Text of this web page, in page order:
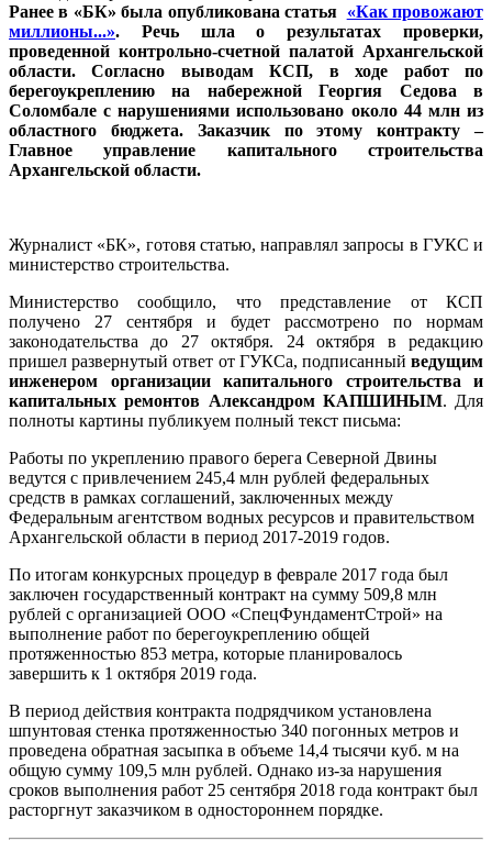
Ранее в «БК» была опубликована статья «Как провожают
миллионы...». Речь шла о результатах проверки,
проведенной контрольно-счетной палатой Архангельской
области. Согласно выводам КСП, в ходе работ по
берегоукреплению на набережной Георгия Седова в
Соломбале с нарушениями использовано около 44 млн из
областного бюджета. Заказчик по этому контракту –
Главное управление капитального строительства
Архангельской области.
Журналист «БК», готовя статью, направлял запросы в ГУКС и
министерство строительства.
Министерство сообщило, что представление от КСП
получено 27 сентября и будет рассмотрено по нормам
законодательства до 27 октября. 24 октября в редакцию
пришел развернутый ответ от ГУКСа, подписанный ведущим
инженером организации капитального строительства и
капитальных ремонтов Александром КАПШИНЫМ. Для
полноты картины публикуем полный текст письма:
Работы по укреплению правого берега Северной Двины
ведутся с привлечением 245,4 млн рублей федеральных
средств в рамках соглашений, заключенных между
Федеральным агентством водных ресурсов и правительством
Архангельской области в период 2017-2019 годов.
По итогам конкурсных процедур в феврале 2017 года был
заключен государственный контракт на сумму 509,8 млн
рублей с организацией ООО «СпецФундаментСтрой» на
выполнение работ по берегоукреплению общей
протяженностью 853 метра, которые планировалось
завершить к 1 октября 2019 года.
В период действия контракта подрядчиком установлена
шпунтовая стенка протяженностью 340 погонных метров и
проведена обратная засыпка в объеме 14,4 тысячи куб. м на
общую сумму 109,5 млн рублей. Однако из-за нарушения
сроков выполнения работ 25 сентября 2018 года контракт был
расторгнут заказчиком в одностороннем порядке.